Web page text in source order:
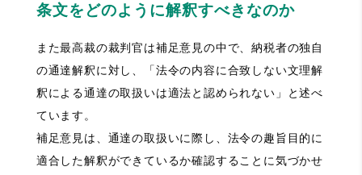
条文をどのように解釈すべきなのか
また最高裁の裁判官は補足意見の中で、納税者の独自
の通達解釈に対し、「法令の内容に合致しない文理解
釈による通達の取扱いは適法と認められない」と述べ
ています。
補足意見は、通達の取扱いに際し、法令の趣旨目的に
適合した解釈ができているか確認することに気づかせ